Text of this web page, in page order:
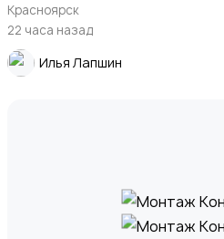
Красноярск
22 часа назад
Илья Лапшин